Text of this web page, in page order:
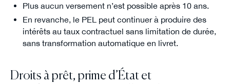
Plus aucun versement n’est possible après 10 ans.
En revanche, le PEL peut continuer à produire des
intérêts au taux contractuel sans limitation de durée,
sans transformation automatique en livret.
Droits à prêt, prime d’État et